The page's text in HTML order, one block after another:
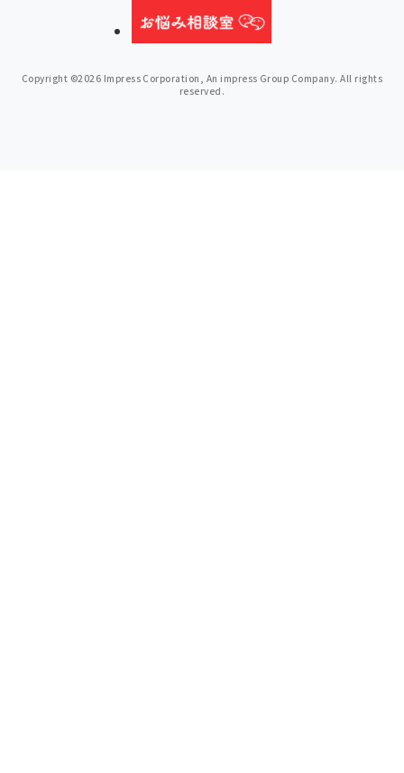
Copyright ©2026 Impress Corporation, An impress Group Company. All rights
reserved.